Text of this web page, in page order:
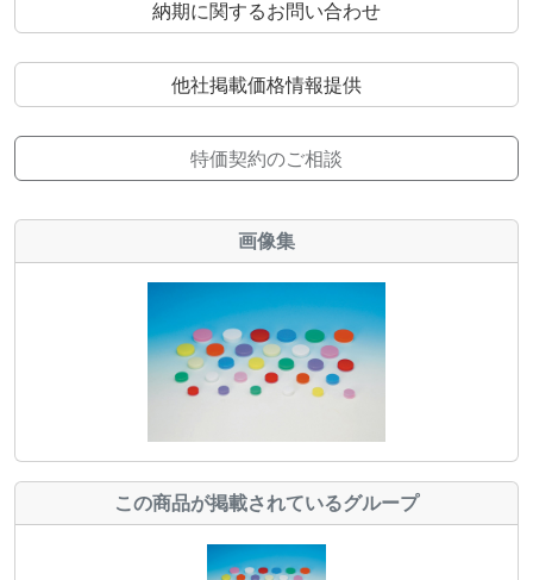
納期に関するお問い合わせ
他社掲載価格情報提供
特価契約のご相談
画像集
この商品が掲載されているグループ